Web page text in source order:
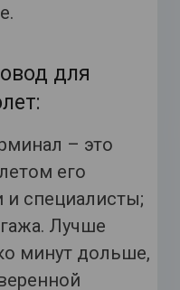
для
– это
его
и специалисты;
Лучше
минут дольше,